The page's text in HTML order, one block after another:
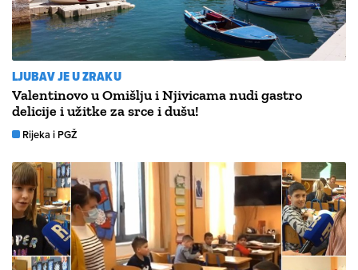
LJUBAV JE U ZRAKU
Valentinovo u Omišlju i Njivicama nudi gastro
delicije i užitke za srce i dušu!
Rijeka i PGŽ